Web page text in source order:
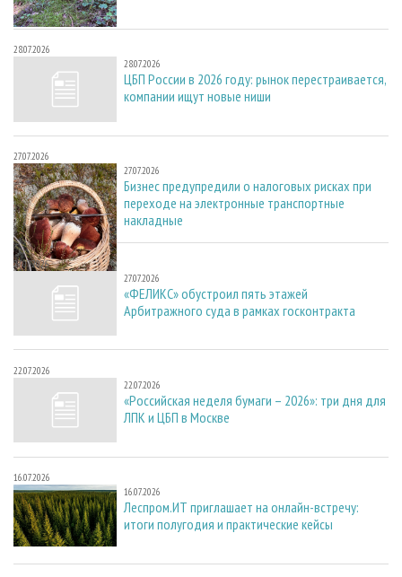
28.07.2026
28.07.2026
ЦБП России в 2026 году: рынок перестраивается,
компании ищут новые ниши
27.07.2026
27.07.2026
Бизнес предупредили о налоговых рисках при
переходе на электронные транспортные
накладные
27.07.2026
27.07.2026
«ФЕЛИКС» обустроил пять этажей
Арбитражного суда в рамках госконтракта
22.07.2026
22.07.2026
«Российская неделя бумаги – 2026»: три дня для
ЛПК и ЦБП в Москве
16.07.2026
16.07.2026
Леспром.ИТ приглашает на онлайн-встречу:
итоги полугодия и практические кейсы